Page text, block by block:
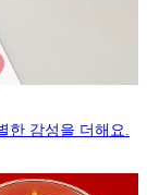
한 감성을 더해요.